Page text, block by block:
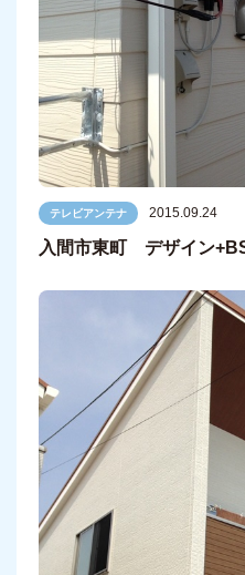
テレビアンテナ 2015.09.24
入間市東町 デザイン